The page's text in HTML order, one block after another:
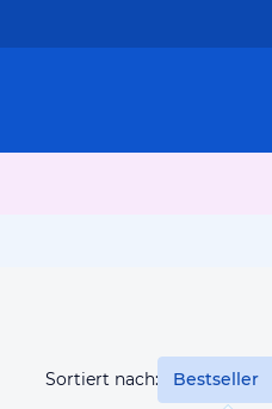
Sortiert nach: Bestseller